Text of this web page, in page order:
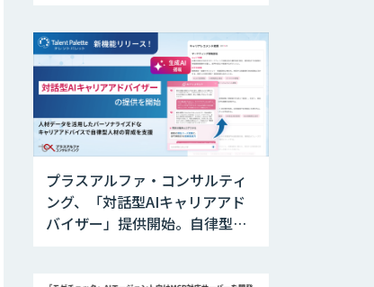
プラスアルファ・コンサルティ
ング、「対話型AIキャリアアド
バイザー」提供開始。自律型人